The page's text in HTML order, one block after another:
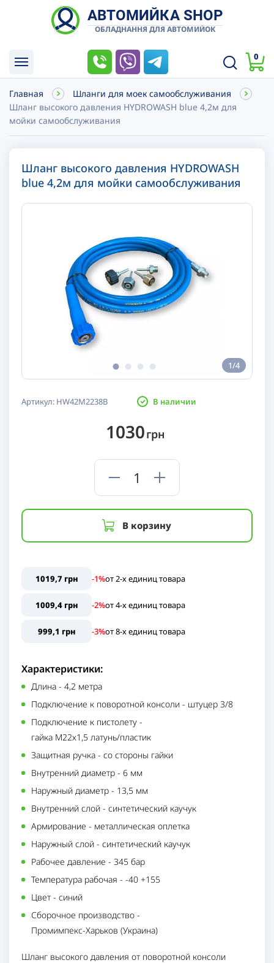
АВТОМИЙКА SHOP
ОБЛАДНАННЯ ДЛЯ АВТОМИЙОК
0
Главная
Шланги для моек самообслуживания
Шланг высокого давления HYDROWASH blue 4,2м для
мойки самообслуживания
1/4
Шланг высокого давления от поворотной консоли
Шланг высокого давления HYDROWASH
blue 4,2м для мойки самообслуживания
Артикул: HW42M2238B В наличии
1030грн
В корзину
1019,7 грн -1%от2-х едиництовара
1009,4 грн -2%от4-х едиництовара
999,1 грн -3%от8-х едиництовара
Характеристики:
Длина - 4,2 метра
Подключение к поворотной консоли - штуцер 3/8
Подключение к пистолету -
гайка М22х1,5 латунь/пластик
Защитная ручка - со стороны гайки
Внутренний диаметр - 6 мм
Наружный диаметр - 13,5 мм
Внутренний слой - синтетический каучук
Армирование - металлическая оплетка
Наружный слой - синтетический каучук
Рабочее давление - 345 бар
Температура рабочая - -40 +155
Цвет - синий
Сборочное производство -
Промимпекс-Харьков (Украина)